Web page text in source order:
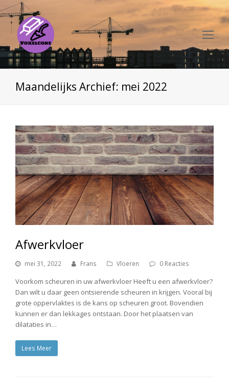
Maandelijks Archief: mei 2022
Afwerkvloer
mei 31, 2022 Frans Vloeren 0 Reacties
Voorkom scheuren in uw afwerkvloer Heeft u een afwerkvloer?
Dan wilt u daar geen ontsierende scheuren in krijgen. Vooral bij
grote oppervlaktes is de kans op scheuren groot. Bovendien
kunnen er dan lekkages ontstaan. Door het plaatsen van
dilataties in…
Lees Meer